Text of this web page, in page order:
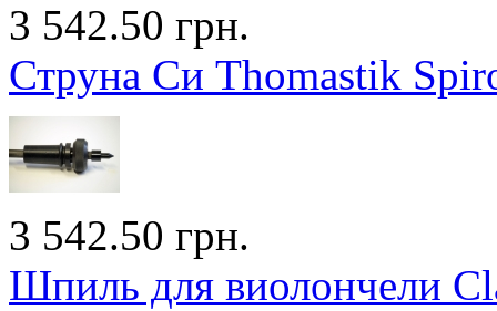
3 542.50 грн.
Струна Си Thomastik
3 542.50 грн.
Шпиль для виолончели